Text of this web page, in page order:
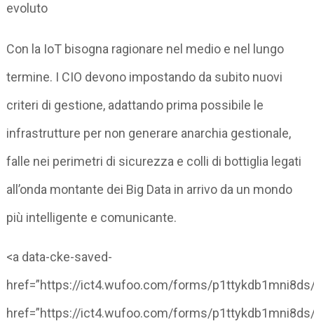
evoluto
Con la IoT bisogna ragionare nel medio e nel lungo
termine. I CIO devono impostando da subito nuovi
criteri di gestione, adattando prima possibile le
infrastrutture per non generare anarchia gestionale,
falle nei perimetri di sicurezza e colli di bottiglia legati
all’onda montante dei Big Data in arrivo da un mondo
più intelligente e comunicante.
<a data-cke-saved-
href=”https://ict4.wufoo.com/forms/
href=”https://ict4.wufoo.com/forms/p1ttykdb1mni8ds/